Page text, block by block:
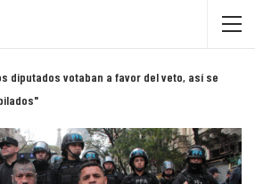
diputados votaban a favor del veto, así se